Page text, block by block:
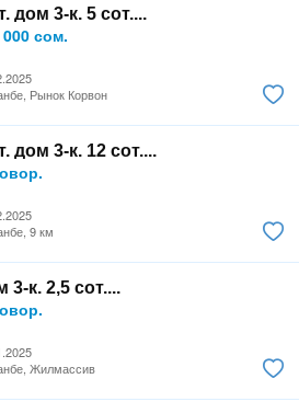
дом 3-к. 5 сот....
сом.
Рынок Корвон
дом 3-к. 12 сот....
9 км
3-к. 2,5 сот....
Жилмассив